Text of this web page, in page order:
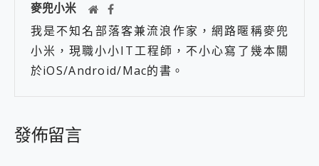
麥兜小米
我是不知名部落客兼流浪作家，網路暱稱麥兜
小米，現職小小IT工程師，不小心寫了幾本關
於iOS/Android/Mac的書。
發佈留言